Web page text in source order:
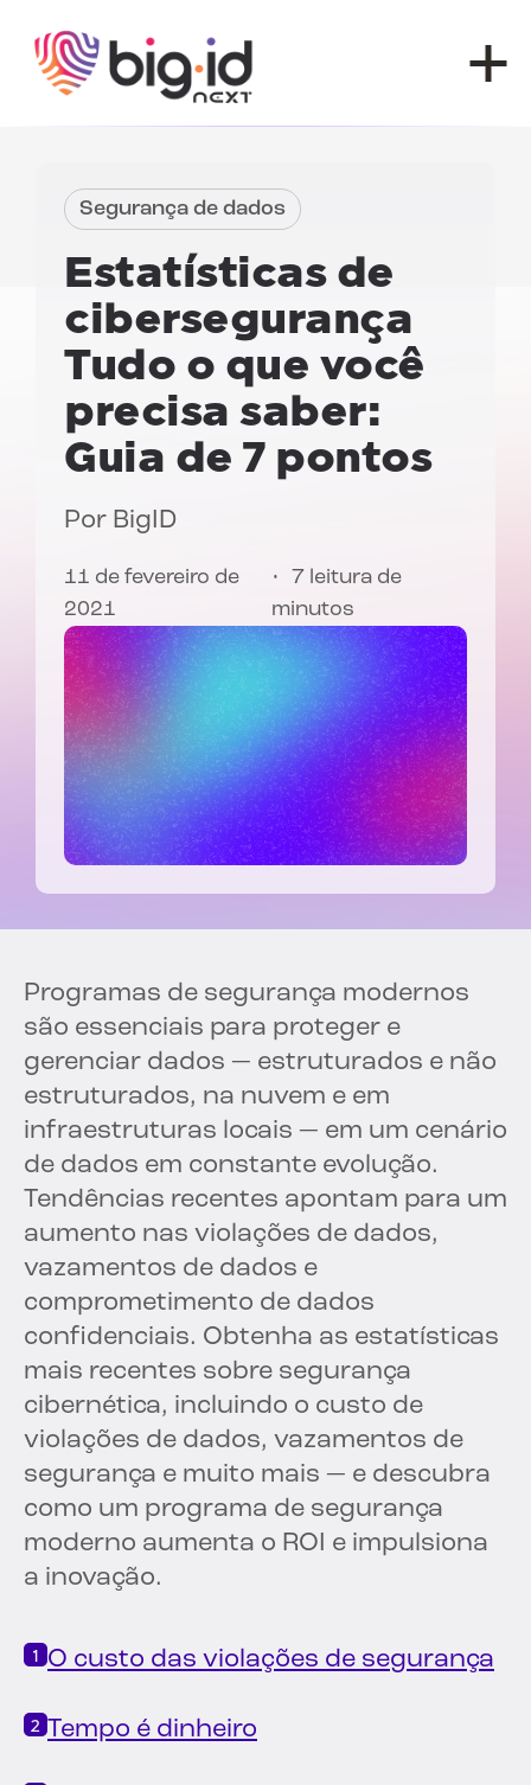
Segurança de dados
Estatísticas de
cibersegurança
Tudo o que você
precisa saber:
Guia de 7 pontos
Por BigID
11 de fevereiro de
2021
7 leitura de
minutos
Programas de segurança modernos
são essenciais para proteger e
gerenciar dados — estruturados e não
estruturados, na nuvem e em
infraestruturas locais — em um cenário
de dados em constante evolução.
Tendências recentes apontam para um
aumento nas violações de dados,
vazamentos de dados e
comprometimento de dados
confidenciais. Obtenha as estatísticas
mais recentes sobre segurança
cibernética, incluindo o custo de
violações de dados, vazamentos de
segurança e muito mais — e descubra
como um programa de segurança
moderno aumenta o ROI e impulsiona
a inovação.
O custo das violações de segurança
Tempo é dinheiro